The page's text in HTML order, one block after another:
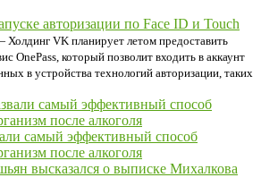
авторизации по Face ID и Touch
VK планирует летом предоставить
OnePass, который позволит входить в аккаунт
в устройства технологий авторизации, таких
самый эффективный способ
после алкоголя